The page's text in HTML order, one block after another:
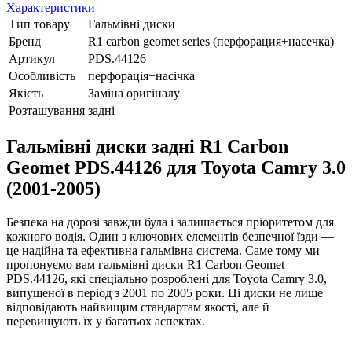
Характеристики
Тип товару
Гальмівні диски
Бренд
R1 carbon geomet series (перфорация+насечка)
Артикул
PDS.44126
Особливість
перфорація+насічка
Якість
Заміна оригіналу
Розташування задні
Гальмівні диски задні R1 Carbon
Geomet PDS.44126 для Toyota Camry 3.0
(2001-2005)
Безпека на дорозі завжди була і залишається пріоритетом для
кожного водія. Один з ключових елементів безпечної їзди —
це надійна та ефективна гальмівна система. Саме тому ми
пропонуємо вам гальмівні диски R1 Carbon Geomet
PDS.44126, які спеціально розроблені для Toyota Camry 3.0,
випущеної в період з 2001 по 2005 роки. Ці диски не лише
відповідають найвищим стандартам якості, але й
перевищують їх у багатьох аспектах.